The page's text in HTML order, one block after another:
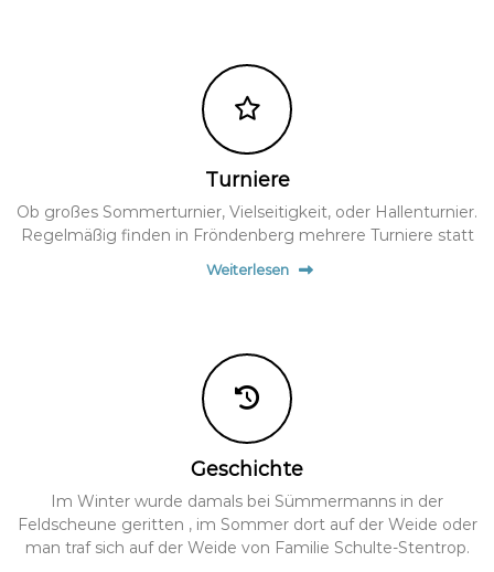
Turniere
Ob großes Sommerturnier, Vielseitigkeit, oder Hallenturnier.
Regelmäßig finden in Fröndenberg mehrere Turniere statt
Weiterlesen
Geschichte
Im Winter wurde damals bei Sümmermanns in der
Feldscheune geritten , im Sommer dort auf der Weide oder
man traf sich auf der Weide von Familie Schulte-Stentrop.